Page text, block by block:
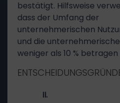
bestätigt. Hilfsweise
dass der Umfang der
unternehmerischen
und die
weniger als 10 %
II.